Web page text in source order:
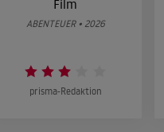
Film
ABENTEUER • 2026
prisma-Redaktion